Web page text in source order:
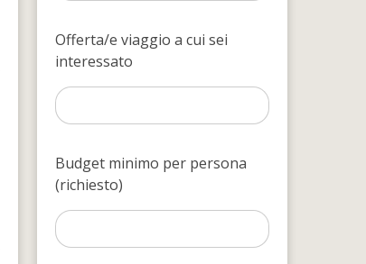
Offerta/e viaggio a cui sei
interessato
Budget minimo per persona
(richiesto)